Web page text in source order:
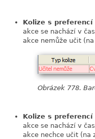
Kolize s
akce se nachází v
akce nemůže učit
Obrázek 778.
Kolize s
akce se nachází v
akce nechce učit (na